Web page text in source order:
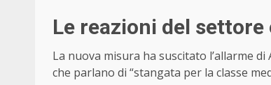
Le reazioni del
La nuova misura ha suscitato l’allarme
che parlano di “stangata per la classe